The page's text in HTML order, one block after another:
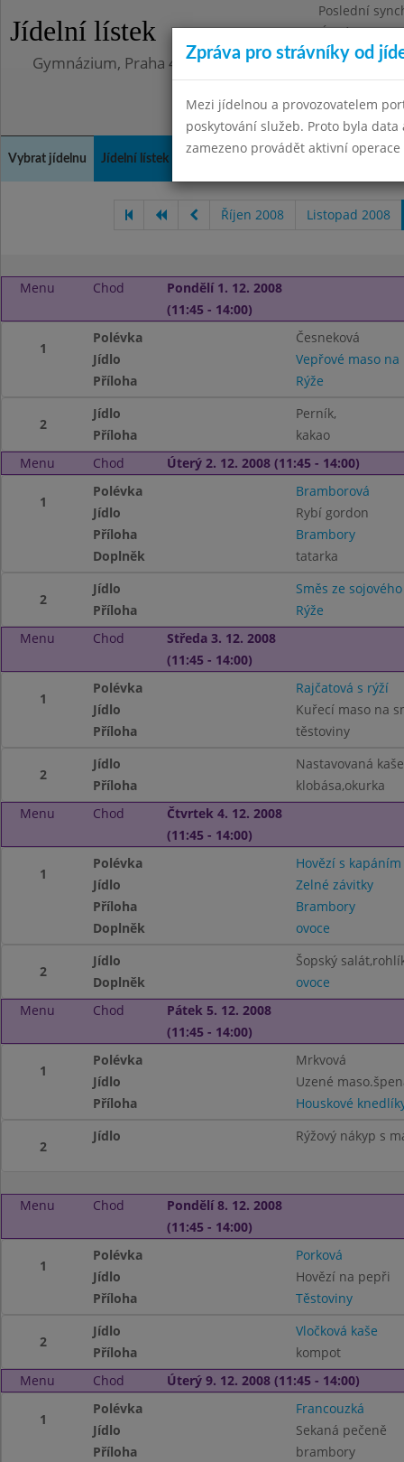
Jídelní lístek
Poslední
Úterý
Gymnázium, Praha 4, Budějovická 680
Vybrat jídelnu Jídelní lístek Kontakty a informace
Říjen 2008 Listopad 2008
Menu Chod
Pondělí 1. 12. 2008
(11:45 - 14:00)
1
Polévka
Česneková
Jídlo
Vepřové maso
Příloha
Rýže
2
Jídlo
Perník,
Příloha
kakao
Menu
Chod Úterý 2. 12. 2008 (11:45 - 14:00)
1
Polévka
Bramborová
Jídlo
Rybí gordon
Příloha
Brambory
Doplněk
tatarka
2
Jídlo
Směs ze
Příloha
Rýže
Menu
Chod
Středa 3. 12. 2008
(11:45 - 14:00)
1
Polévka
Rajčatová s rýží
Jídlo
Kuřecí maso na
Příloha
těstoviny
2
Jídlo
Nastavovaná
Příloha
klobása,okurka
Menu
Chod
Čtvrtek 4. 12. 2008
(11:45 - 14:00)
1
Polévka
Hovězí s kapáním
Jídlo
Zelné závitky
Příloha
Brambory
Doplněk
ovoce
2
Jídlo
Šopský
Doplněk
ovoce
Menu
Chod
Pátek 5. 12. 2008
(11:45 - 14:00)
1
Polévka
Mrkvová
Jídlo
Uzené
Příloha
Houskové
2
Jídlo Rýžový nákyp s
Menu Chod
Pondělí 8. 12. 2008
(11:45 - 14:00)
1
Polévka
Porková
Jídlo
Hovězí na pepři
Příloha
Těstoviny
2
Jídlo
Vločková kaše
Příloha
kompot
Menu
Chod Úterý 9. 12. 2008 (11:45 - 14:00)
1
Polévka
Francouzká
Jídlo
Sekaná pečeně
Příloha
brambory
Zpráva pro strávníky od
Mezi jídelnou a provozovatelem
poskytování služeb. Proto byla
zamezeno provádět aktivní